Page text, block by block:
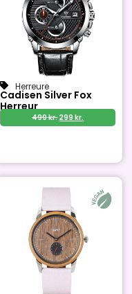
Herreure
Cadisen Silver Fox
Herreur
499kr.299kr.